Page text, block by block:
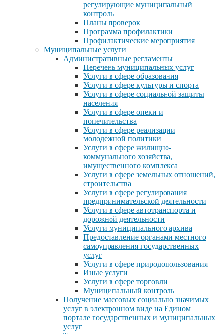
регулирующие муниципальный
контроль
Планы проверок
Программа профилактики
Профилактические мероприятия
Муниципальные услуги
Административные регламенты
Перечень муниципальных услуг
Услуги в сфере образования
Услуги в сфере культуры и спорта
Услуги в сфере социальной защиты
населения
Услуги в сфере опеки и
попечительства
Услуги в сфере реализации
молодежной политики
Услуги в сфере жилищно-
коммунального хозяйства,
имущественного комплекса
Услуги в сфере земельных отношений,
строительства
Услуги в сфере регулирования
предпринимательской деятельности
Услуги в сфере автотранспорта и
дорожной деятельности
Услуги муниципального архива
Предоставление органами местного
самоуправления государственных
услуг
Услуги в сфере природопользования
Иные услуги
Услуги в сфере торговли
Муниципальный контроль
Получение массовых социально значимых
услуг в электронном виде на Едином
портале государственных и муниципальных
услуг